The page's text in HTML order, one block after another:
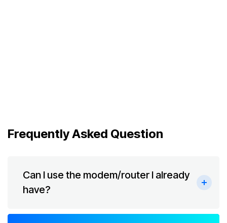
Frequently Asked Question
Can I use the modem/router I already
have?